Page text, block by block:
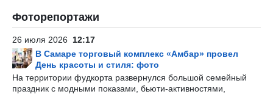
Фоторепортажи
26 июля 2026 12:17
В Самаре торговый комплекс «Амбар» провел
День красоты и стиля: фото
На территории фудкорта развернулся большой семейный
праздник с модными показами, бьюти-активностями,